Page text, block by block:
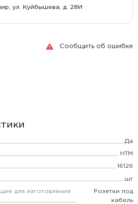
ул. Куйбышева, д. 28И
Сообщить об ошибке
Да
НТМ
16126
шт
для изготовления
Розетки под
кабель